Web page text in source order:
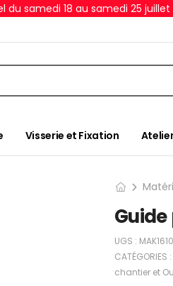
samedi 18 au samedi 25
Visserie et Fixation
UGS :
CATÉGORIES :
chantier et